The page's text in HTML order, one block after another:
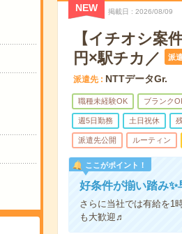
NEW 掲載日 2026/08/09
【イチオシ案
円×駅チカ／
派
派遣先 NTTデータGr.
職種未経験OK ブランク
週5日勤務 土日祝休
派遣先公開 ルーティン
ここがポイント！
好条件が揃い踏み✨
さらに当社では有給を1
も大歓迎♬